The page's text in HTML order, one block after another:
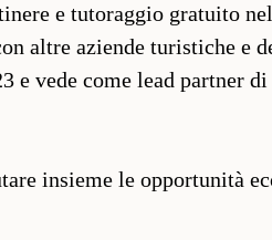
e tutoraggio gratuito
altre aziende turistiche e
e vede come lead partner
insieme le opportunità